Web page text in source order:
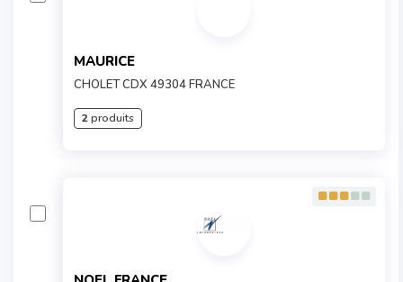
MAURICE
CHOLET CDX 49304 FRANCE
2produits